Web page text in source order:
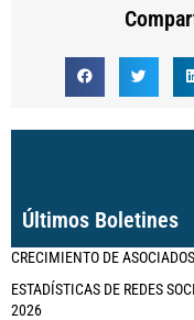
Últimos Boletines
CRECIMIENTO DE
ESTADÍSTICAS DE REDES
2026